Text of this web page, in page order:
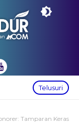
Telusuri
Tamparan Keras